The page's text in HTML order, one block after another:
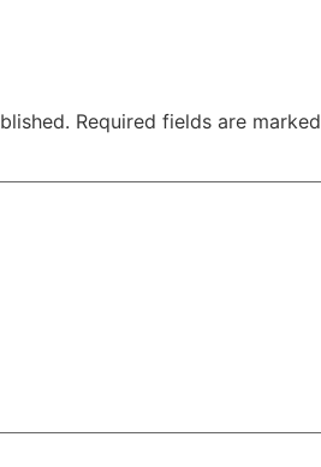
Required fields are marked